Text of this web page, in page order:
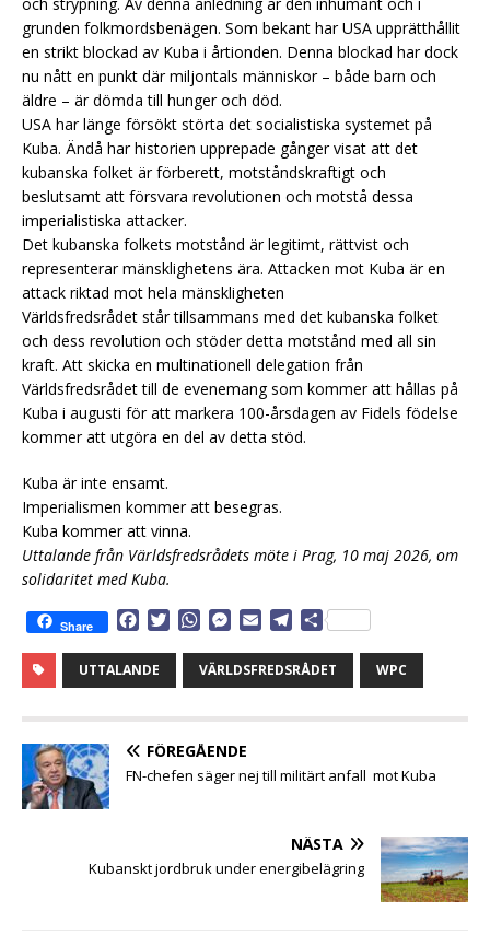
grunden folkmordsbenägen. Som bekant har USA upprätthållit
en strikt blockad av Kuba i årtionden. Denna blockad har dock
nu nått en punkt där miljontals människor – både barn och
äldre – är dömda till hunger och död.
USA har länge försökt störta det socialistiska systemet på
Kuba. Ändå har historien upprepade gånger visat att det
kubanska folket är förberett, motståndskraftigt och
beslutsamt att försvara revolutionen och motstå dessa
imperialistiska attacker.
Det kubanska folkets motstånd är legitimt, rättvist och
representerar mänsklighetens ära. Attacken mot Kuba är en
attack riktad mot hela mänskligheten
Världsfredsrådet står tillsammans med det kubanska folket
och dess revolution och stöder detta motstånd med all sin
kraft. Att skicka en multinationell delegation från
Världsfredsrådet till de evenemang som kommer att hållas på
Kuba i augusti för att markera 100-årsdagen av Fidels födelse
kommer att utgöra en del av detta stöd.
Kuba är inte ensamt.
Imperialismen kommer att besegras.
Kuba kommer att vinna.
Uttalande från Världsfredsrådets möte i Prag, 10 maj 2026, om
solidaritet med Kuba.
Share
c
e
o
k
t
r
W
a
t
p
p
M
s
s
g
e
a
i
l
e
m
D
l
a
UTTALANDE VÄRLDSFREDSRÅDET WPC
FÖREGÅENDE
FN-chefen säger nej till militärt anfall mot Kuba
NÄSTA
Kubanskt jordbruk under energibelägring